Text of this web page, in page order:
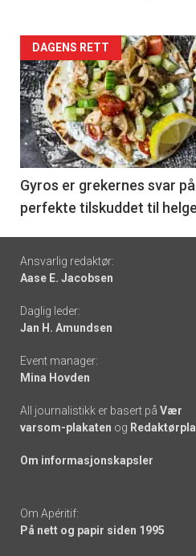
Forsiden
akkurat
nå
-
6
DAGENS RETT
Gyros er grekernes svar
perfekte tilskuddet til
Footer
-
links
Ansvarlig redaktør:
Aase E. Jacobsen
Daglig leder:
Jan H. Amundsen
Event manager:
Mina Hovden
All journalistikk er basert på Vær
varsom-plakaten og
Om informasjonskapsler
Om Apéritif:
På nett og papir siden 1995